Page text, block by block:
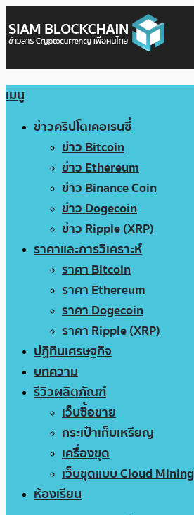
เมนู
ข่าวคริปโตเคอเรนซี่
ข่าว Bitcoin
ข่าว Ethereum
ข่าว Binance Coin
ข่าว Dogecoin
ข่าว Ripple (XRP)
ราคาและการวิเคราะห์
ราคา Bitcoin
ราคา Ethereum
ราคา Dogecoin
ราคา Ripple (XRP)
ปฏิทินเศรษฐกิจ
บทความ
รีวิวผลิตภัณฑ์
เว็บซื้อขาย
กระเป๋าเก็บเหรียญ
เครื่องขุด
เว็บขุดแบบ Cloud Mining
ห้องเรียน